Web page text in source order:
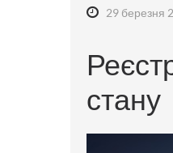
29 березня
стану